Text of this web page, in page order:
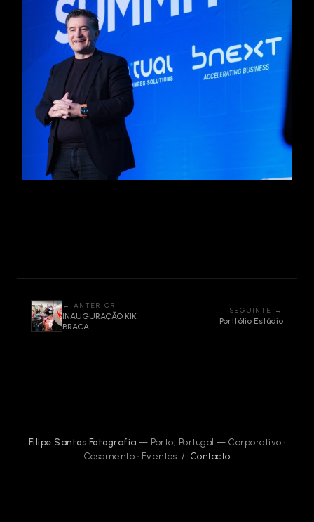
← ANTERIOR
INAUGURAÇÃO KIK
BRAGA
SEGUINTE →
Portfólio Estúdio
Filipe Santos Fotografia — Porto, Portugal — Corporativo ·
Casamento · Eventos / Contacto